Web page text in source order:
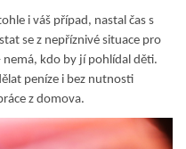
i váš případ, nastal čas s
se z nepříznivé situace pro
kdo by jí pohlídal děti.
peníze i bez nutnosti
z domova.